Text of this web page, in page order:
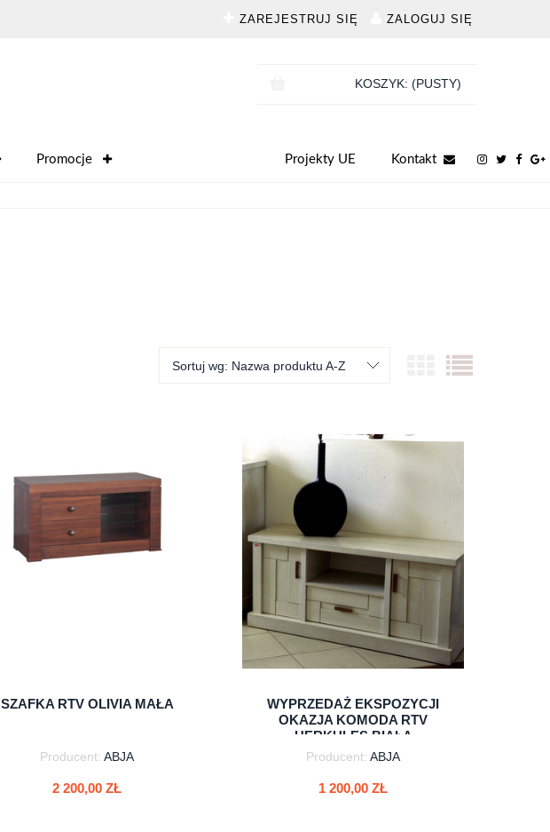
ZAREJESTRUJ SIĘ ZALOGUJ SIĘ
KOSZYK: (PUSTY)
Promocje Kontakt
Projekty UE
Sortuj wg: Nazwa produktu A-Z
SZAFKA RTV OLIVIA MAŁA
Producent: ABJA
2 200,00 ZŁ
WYPRZEDAŻ EKSPOZYCJI
OKAZJA KOMODA RTV
HERKULES BIAŁA
Producent: ABJA
1 200,00 ZŁ